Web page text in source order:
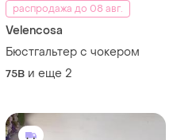
распродажа до 08 авг.
Velencosa
Бюстгальтер с чокером
75B и еще 2